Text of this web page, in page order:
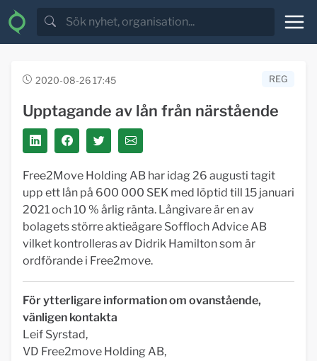
2020-08-26 17:45 REG
Upptagande av lån från närstående
Free2Move Holding AB har idag 26 augusti tagit
upp ett lån på 600 000 SEK med löptid till 15 januari
2021 och 10 % årlig ränta. Långivare är en av
bolagets större aktieägare Soffloch Advice AB
vilket kontrolleras av Didrik Hamilton som är
ordförande i Free2move.
För ytterligare information om ovanstående,
vänligen kontakta
Leif Syrstad,
VD Free2move Holding AB,